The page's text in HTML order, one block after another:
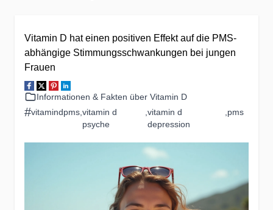
Vitamin D hat einen positiven Effekt auf die PMS-
abhängige Stimmungsschwankungen bei jungen
Frauen
Informationen & Fakten über Vitamin D
#vitamindpms vitamin d
psyche
vitamin d
depression
pms